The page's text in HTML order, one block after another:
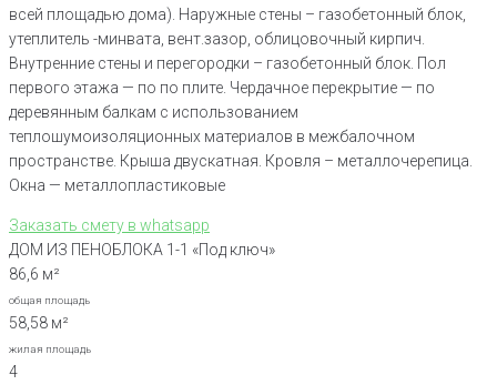
всей площадью дома). Наружные стены – газобетонный блок,
утеплитель -минвата, вент.зазор, облицовочный кирпич.
Внутренние стены и перегородки – газобетонный блок. Пол
первого этажа — по по плите. Чердачное перекрытие — по
деревянным балкам с использованием
теплошумоизоляционных материалов в межбалочном
пространстве. Крыша двускатная. Кровля – металлочерепица.
Окна — металлопластиковые
Заказать смету в whatsapp
ДОМ ИЗ ПЕНОБЛОКА 1-1 «Под ключ»
86,6 м²
общая площадь
58,58 м²
жилая площадь
4